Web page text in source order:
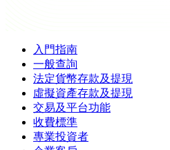
入門指南
一般查詢
法定貨幣存款及提現
虛擬資產存款及提現
交易及平台功能
收費標準
專業投資者